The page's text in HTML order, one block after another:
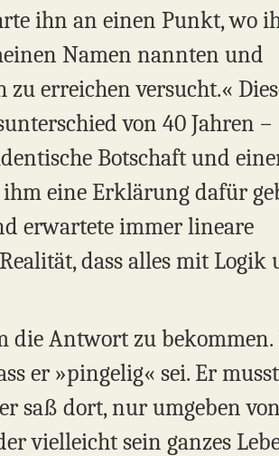
ihn an einen Punkt, wo
Namen nannten und
erreichen versucht.«
von 40 Jahren –
Botschaft und
eine Erklärung dafür
erwartete immer lineare
dass alles mit Logik
die Antwort zu bekommen.
er »pingelig« sei. Er
saß dort, nur umgeben von
vielleicht sein ganzes